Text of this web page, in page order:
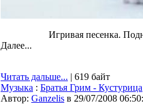
Игривая песенка.
Далее...
Читать дальше... | 619 байт
Музыка : Братья Грим - Кустурица
Автор: Ganzelis в 29/07/2008